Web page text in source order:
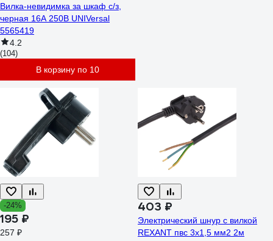
Вилка-невидимка за шкаф с/з,
черная 16А 250В UNIVersal
5565419
4.2
(104)
В корзину по 10
-24%
195 ₽
257 ₽
403 ₽
Электрический шнур с вилкой
REXANT пвс 3x1,5 мм2 2м